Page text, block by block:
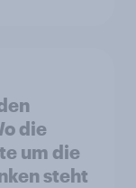
die
um die
steht